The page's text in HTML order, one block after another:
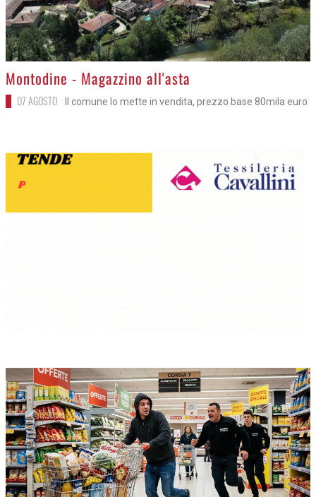
>Montodine - Magazzino all'asta
07 AGOSTO Il comune lo mette in vendita, prezzo base 80mila euro